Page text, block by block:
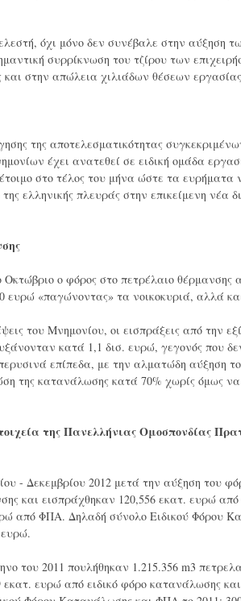
όχι μόνο δεν συνέβαλε στην αύξηση
συρρίκνωση του τζίρου των
στην απώλεια χιλιάδων θέσεων
της αποτελεσματικότητας
έχει ανατεθεί σε ειδική ομάδα
στο τέλος του μήνα ώστε τα ευρήματα
ελληνικής πλευράς στην επικείμενη νέα
ο φόρος στο πετρέλαιο θέρμανσης
ευρώ «παγώνοντας» τα νοικοκυριά, αλλά
του Μνημονίου, οι εισπράξεις από την
κατά 1,1 δισ. ευρώ, γεγονός που
επίπεδα, με την αλματώδη αύξηση
της κατανάλωσης κατά 70% χωρίς όμως
της Πανελλήνιας Ομοσπονδίας
- Δεκεμβρίου 2012 μετά την αύξηση του
και εισπράχθηκαν 120,556 εκατ. ευρώ
από ΦΠΑ. Δηλαδή σύνολο Ειδικού Φόρου
του 2011 πουλήθηκαν 1.215.356 m3
εκατ. ευρώ από ειδικό φόρο κατανάλωσης